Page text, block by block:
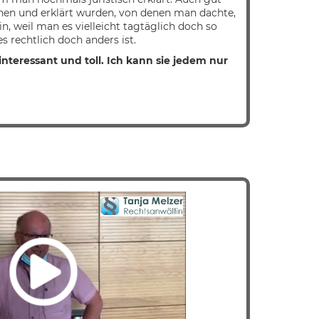
und erklärt wurden, von denen man dachte,
weil man es vielleicht tagtäglich doch so
rechtlich doch anders ist.
und toll. Ich kann sie jedem nur